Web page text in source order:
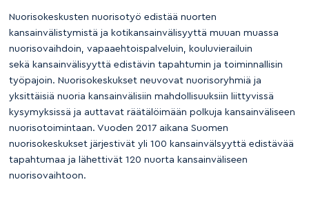
Nuorisokeskusten nuorisotyö edistää nuorten
kansainvälistymistä ja kotikansainvälisyyttä muuan muassa
nuorisovaihdoin, vapaaehtoispalveluin, kouluvierailuin
sekä kansainvälisyyttä edistävin tapahtumin ja toiminnallisin
työpajoin. Nuorisokeskukset neuvovat nuorisoryhmiä ja
yksittäisiä nuoria kansainvälisiin mahdollisuuksiin liittyvissä
kysymyksissä ja auttavat räätälöimään polkuja kansainväliseen
nuorisotoimintaan. Vuoden 2017 aikana Suomen
nuorisokeskukset järjestivät yli 100 kansainvälsyyttä edistävää
tapahtumaa ja lähettivät 120 nuorta kansainväliseen
nuorisovaihtoon.